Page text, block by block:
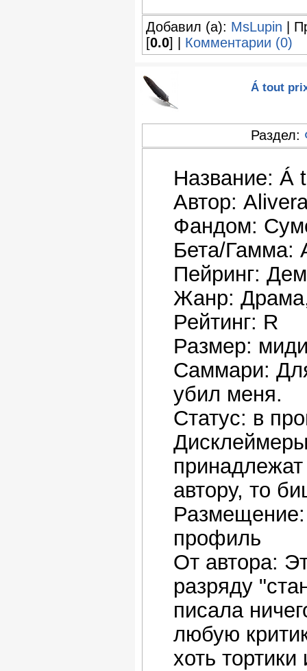
Добавил (а): MsLupin |
[0.0] | Комментарии (0)
Á tout
Раздел:
Название: Á
Автор:
Фандом:
Бета/Гамма:
Пейринг:
Жанр:
Рейтинг: R
Размер:
Саммари:
убил меня.
Статус: в
автору, то
Размещение:
профиль
От автора:
разряду
писала
любую
хоть